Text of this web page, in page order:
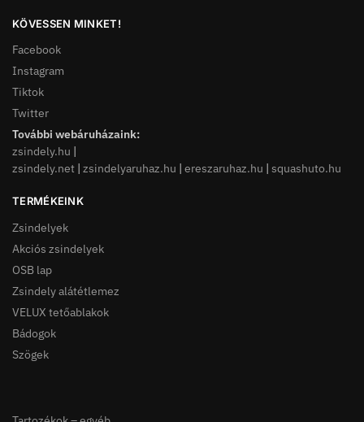
KÖVESSEN MINKET!
Facebook
Instagram
Tiktok
Twitter
További webáruházaink:
zsindely.hu |
zsindely.net | zsindelyaruhaz.hu | ereszaruhaz.hu | squashuto.hu
TERMÉKEINK
Zsindelyek
Akciós zsindelyek
OSB lap
Zsindely alátétlemez
VELUX tetőablakok
Bádogok
Szögek